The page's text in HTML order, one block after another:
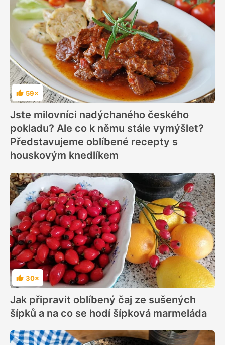
Hodnocení
59×
Jste milovníci nadýchaného českého
pokladu? Ale co k němu stále vymýšlet?
Představujeme oblíbené recepty s
houskovým knedlíkem
Hodnocení
30×
Jak připravit oblíbený čaj ze sušených
šípků a na co se hodí šípková marmeláda